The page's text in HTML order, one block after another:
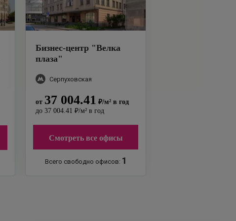
Бизнес-центр "Велка
плаза"
Серпуховская
от 37 004.41 ₽/м² в год
до 37 004.41 ₽/м² в год
Смотреть все офисы
Всего свободно офисов: 1